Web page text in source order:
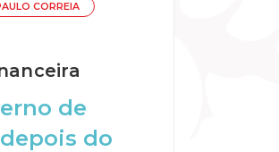
CORREIA
de
do